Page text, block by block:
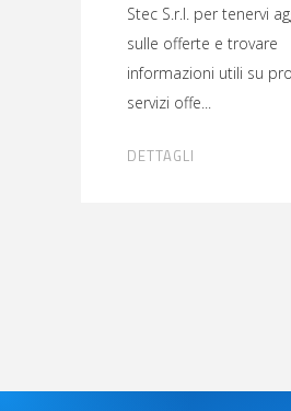
Stec S.r.l. per tenervi
sulle offerte e trovare
informazioni utili su
servizi offe
DETTAGLI